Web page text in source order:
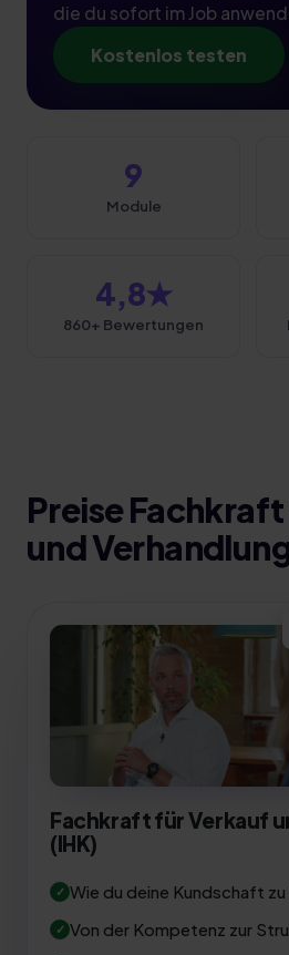
die du sofort im Job
Kostenlos testen
9
Module
4,8★
860+ Bewertungen
Preise
und
Fachkraft für Verkauf
(IHK)
Wie du deine Kundschaft
Von der Kompetenz zur